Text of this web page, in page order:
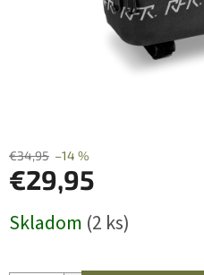
€34,95 –14 %
€29,95
cena:
Skladom (2 ks)